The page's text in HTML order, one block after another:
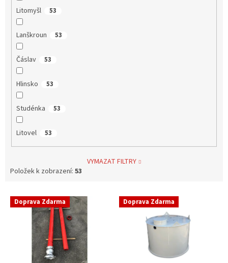
Litomyšl 53
Lanškroun 53
Čáslav 53
Hlinsko 53
Studénka 53
Litovel 53
VYMAZAT FILTRY
Položek k zobrazení: 53
V Doprava Zdarma Doprava Zdarma